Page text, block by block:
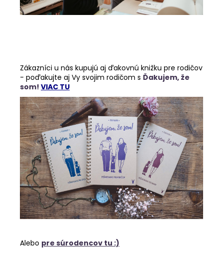
Zákazníci u nás kupujú aj ďakovnú knižku pre rodičov
- poďakujte aj Vy svojim rodičom s Ďakujem, že
som! VIAC TU
Alebo pre súrodencov tu :)